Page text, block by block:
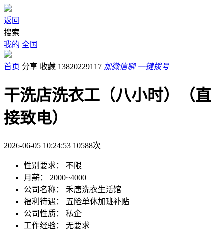
返回
搜索
我的 全国
首页 分享 收藏 13820229117 加微信聊 一键拨号
干洗店洗衣工（八小时）（直
接致电）
2026-06-05 10:24:53 10588次
性别要求：
不限
月薪：
2000~4000
公司名称：
禾唐洗衣生活馆
福利待遇：
五险单休加班补贴
公司性质：
私企
工作经验：
无要求